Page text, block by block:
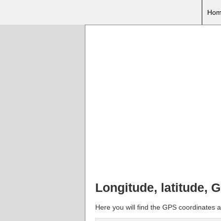
Longitude, latitude,
Here you will find the GPS coordinates